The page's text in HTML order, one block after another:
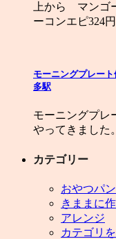
上から マンゴ
ーコンエピ324
モーニングプレー
多駅
モーニングプレ
やってきました
カテゴリー
おやつパ
きままに
アレンジ
カテゴリ